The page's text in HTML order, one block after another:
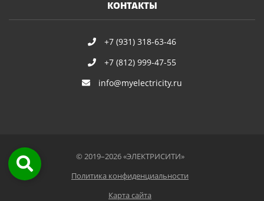
КОНТАКТЫ
+7 (931) 318-63-46
+7 (812) 999-47-55
info@myelectricity.ru
© 2019–2026 «ЭЛЕКТРИСИТИ»
Политика конфиденциальности
Карта сайта